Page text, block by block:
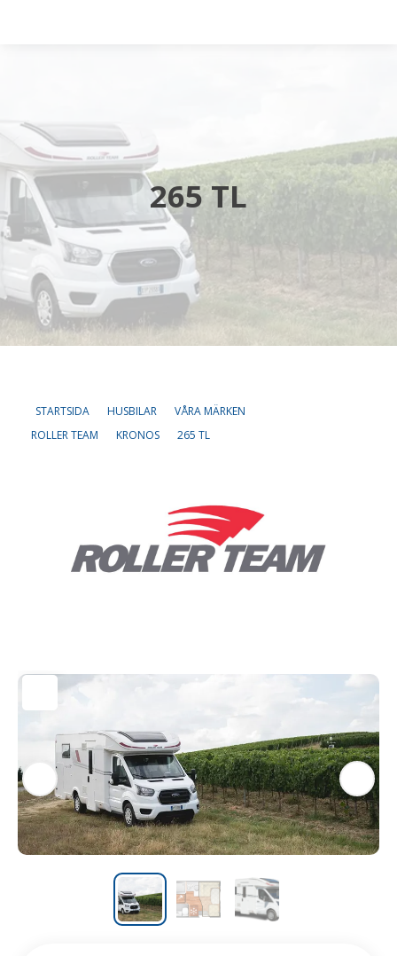
Husvagnar
265 TL
STARTSIDA HUSBILAR
VÅRA MÄRKEN
ROLLER TEAM
KRONOS 265 TL